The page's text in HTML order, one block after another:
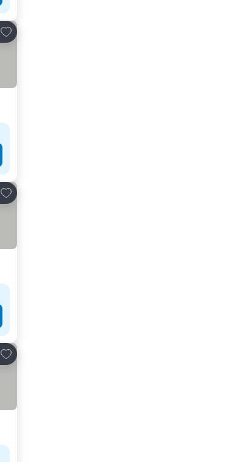
Dodati u favorite
Dodati u favorite
Dodati u favorite